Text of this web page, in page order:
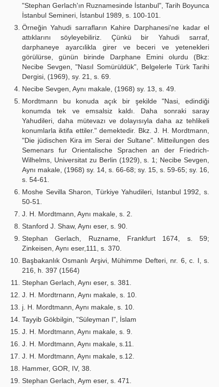
"Stephan Gerlach'ın Ruznamesinde İstanbul", Tarih Boyunca
İstanbul Semineri, İstanbul 1989, s. 100-101.
Örneğin Yahudi sarrafların Kahire Darphanesi'ne kadar el
attıklarını söyleyebiliriz. Çünkü bir Yahudi sarraf,
darphaneye ayarcılikla girer ve beceri ve yetenekleri
görülürse, günün birinde Darphane Emini olurdu (Bkz:
Necibe Sevgen, "Nasıl Somürüldük", Belgelerle Türk Tarihi
Dergisi, (1969), sy. 21, s. 69.
Necibe Sevgen, Aynı makale, (1968) sy. 13, s. 49.
Mordtmann bu konuda açık bir şekilde "Nasi, edindiği
konumda tek ve emsalsiz kaldı. Daha sonraki saray
Yahudileri, daha mütevazı ve dolayısıyla daha az tehlikeli
konumlarla iktifa ettiler." demektedir. Bkz. J. H. Mordtmann,
"Die jüdischen Kira im Serai der Sultane". Mitteilungen des
Semenars fur Orientalische Sprachen an der Friedrich-
Wilhelms, Universitat zu Berlin (1929), s. 1; Necibe Sevgen,
Aynı makale, (1968) sy. 14, s. 66-68; sy. 15, s. 59-65; sy. 16,
s. 54-61.
Moshe Sevilla Sharon, Türkiye Yahudileri, Istanbul 1992, s.
50-51.
J. H. Mordtmann, Aynı makale, s. 2.
Stanford J. Shaw, Aynı eser, s. 90.
Stephan Gerlach, Ruzname, Frankfurt 1674, s. 59;
Zinkeisen, Aynı eser,111, s. 370.
Başbakanlık Osmanlı Arşivi, Mühimme Defteri, nr. 6, c. I, s.
216, h. 397 (1564)
Stephan Gerlach, Aynı eser, s. 381.
J. H. Mordtrnann, Aynı makale, s. 10.
j. H. Mordtmann, Aynı makale, s. 10.
Tayyib Gökbilgin, "Süleyman I", İslam
J. H. Mordtmann, Aynı makale, s. 9.
J. H. Mordtmann, Aynı makale, s.11.
J. H. Mordtmann, Aynı makale, s.12.
Hammer, GOR, IV, 38.
Stephan Gerlach, Aym eser, s. 471.